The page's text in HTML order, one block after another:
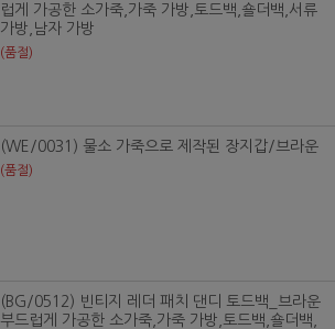
럽게 가공한 소가죽,가죽 가방,토드백,숄더백,서류
가방,남자 가방
(품절)
(WE/0031) 물소 가죽으로 제작된 장지갑/브라운
(품절)
(BG/0512) 빈티지 레더 패치 댄디 토드백_브라운
부드럽게 가공한 소가죽,가죽 가방,토드백,숄더백,